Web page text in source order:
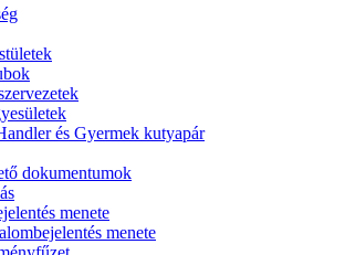
és Gyermek kutyapár
dokumentumok
menete
menete